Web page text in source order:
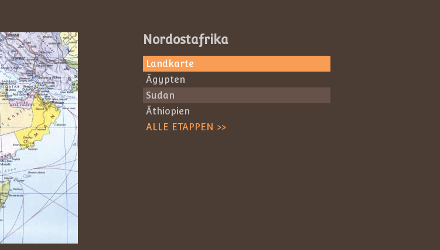
Nordostafrika
Landkarte
Ägypten
Sudan
Äthiopien
ALLE ETAPPEN >>